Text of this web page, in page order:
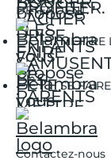
DÉTENDENT.
METTRE
SE
Contactez-nous